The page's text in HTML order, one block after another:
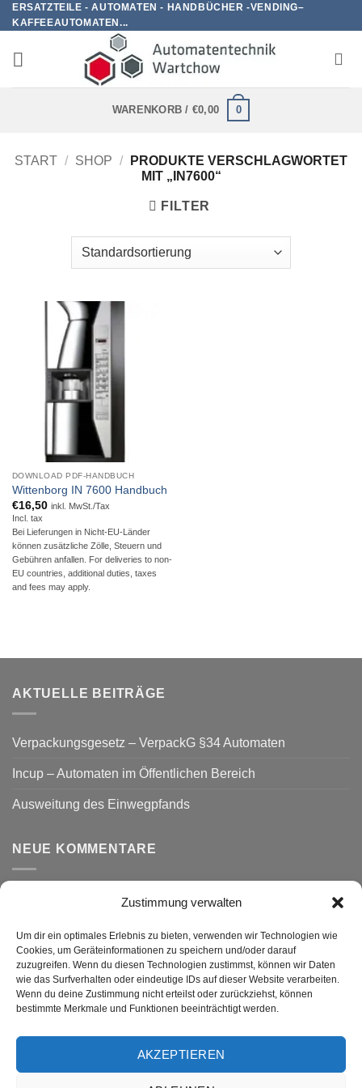
Zustimmung verwalten
Um dir ein optimales Erlebnis zu bieten, verwenden wir Technologien wie
Cookies, um Geräteinformationen zu speichern und/oder darauf
zuzugreifen. Wenn du diesen Technologien zustimmst, können wir Daten
wie das Surfverhalten oder eindeutige IDs auf dieser Website verarbeiten.
Wenn du deine Zustimmung nicht erteilst oder zurückziehst, können
bestimmte Merkmale und Funktionen beeinträchtigt werden.
AKZEPTIEREN
Zum
Inhalt
springen
ERSATZTEILE - AUTOMATEN - HANDBÜCHER -VENDING–
KAFFEEAUTOMATEN...
WARENKORB / €0,00 0
START / SHOP /
PRODUKTE VERSCHLAGWORTET
MIT „IN7600“
FILTER
DOWNLOAD PDF-HANDBUCH
Wittenborg IN 7600 Handbuch
€16,50 inkl. MwSt./Tax
Incl. tax
Bei Lieferungen in Nicht-EU-Länder
können zusätzliche Zölle, Steuern und
Gebühren anfallen. For deliveries to non-
EU countries, additional duties, taxes
and fees may apply.
AKTUELLE BEITRÄGE
Verpackungsgesetz – VerpackG §34 Automaten
Incup – Automaten im Öffentlichen Bereich
Ausweitung des Einwegpfands
NEUE KOMMENTARE
PayPal MasterCard